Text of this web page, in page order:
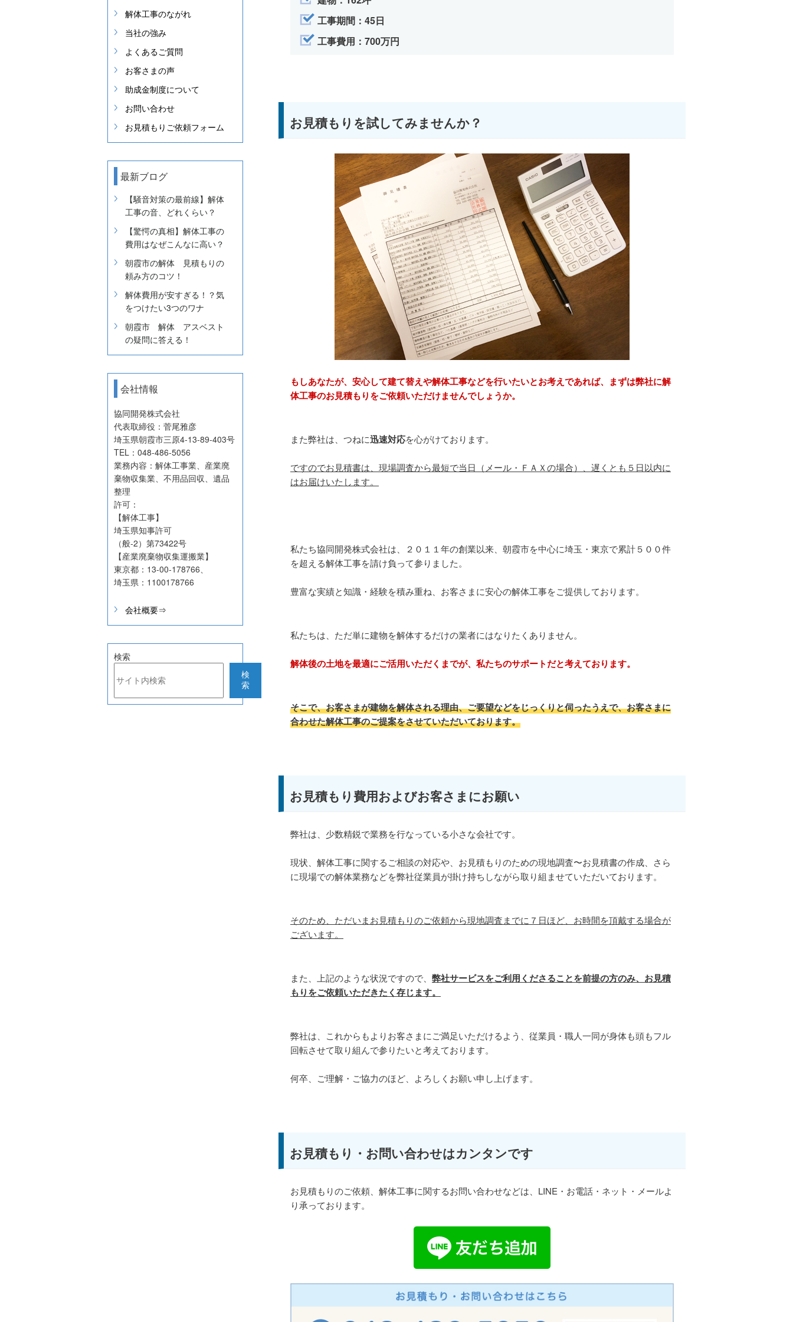
工事期間：45日
工事費用：700万円
お見積もりを試してみませんか？
もしあなたが、安心して建て替えや解体工事などを行いたいとお考えであれば、まずは弊社に解
体工事のお見積もりをご依頼いただけませんでしょうか。
また弊社は、つねに迅速対応を心がけております。
ですのでお見積書は、現場調査から最短で当日（メール・ＦＡＸの場合）、遅くとも５日以内に
はお届けいたします。
私たち協同開発株式会社は、２０１１年の創業以来、朝霞市を中心に埼玉・東京で累計５００件
を超える解体工事を請け負って参りました。
豊富な実績と知識・経験を積み重ね、お客さまに安心の解体工事をご提供しております。
私たちは、ただ単に建物を解体するだけの業者にはなりたくありません。
解体後の土地を最適にご活用いただくまでが、私たちのサポートだと考えております。
そこで、お客さまが建物を解体される理由、ご要望などをじっくりと伺ったうえで、お客さまに
合わせた解体工事のご提案をさせていただいております。
お見積もり費用およびお客さまにお願い
弊社は、少数精鋭で業務を行なっている小さな会社です。
現状、解体工事に関するご相談の対応や、お見積もりのための現地調査〜お見積書の作成、さら
に現場での解体業務などを弊社従業員が掛け持ちしながら取り組ませていただいております。
そのため、ただいまお見積もりのご依頼から現地調査までに７日ほど、お時間を頂戴する場合が
ございます。
また、上記のような状況ですので、 弊社サービスをご利用くださることを前提の方のみ、お見積
もりをご依頼いただきたく存じます。
弊社は、これからもよりお客さまにご満足いただけるよう、従業員・職人一同が身体も頭もフル
回転させて取り組んで参りたいと考えております。
何卒、ご理解・ご協力のほど、よろしくお願い申し上げます。
お見積もり・お問い合わせはカンタンです
お見積もりのご依頼、解体工事に関するお問い合わせなどは、LINE・お電話・ネット・メールよ
り承っております。
解体工事のながれ
当社の強み
よくあるご質問
お客さまの声
助成金制度について
お問い合わせ
お見積もりご依頼フォーム
最新ブログ
【騒音対策の最前線】解体
工事の音、どれくらい？
【驚愕の真相】解体工事の
費用はなぜこんなに高い？
朝霞市の解体 見積もりの
頼み方のコツ！
解体費用が安すぎる！？気
をつけたい3つのワナ
朝霞市 解体 アスベスト
の疑問に答える！
会社情報
協同開発株式会社
代表取締役：菅尾雅彦
埼玉県朝霞市三原4-13-89-403号
TEL：048-486-5056
業務内容：解体工事業、産業廃
棄物収集業、不用品回収、遺品
整理
許可：
【解体工事】
埼玉県知事許可
（般-2）第73422号
【産業廃棄物収集運搬業】
東京都：13-00‐178766、
埼玉県：1100178766
会社概要⇒
検索
検
索